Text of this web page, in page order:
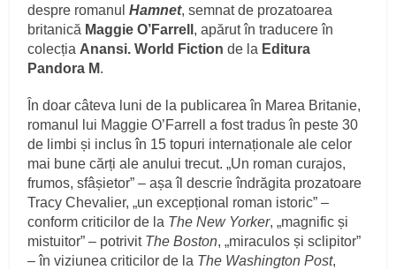
despre romanulHamnet, semnat de prozatoarea
britanică Maggie O’Farrell , apărut în traducere în
colecția Anansi. World Fiction de la Editura
Pandora M.
În doar câteva luni de la publicarea în Marea Britanie,
romanul lui Maggie O’Farrell a fost tradus în peste 30
de limbi și inclus în 15 topuri internaționale ale celor
mai bune cărți ale anului trecut. „Un roman curajos,
frumos, sfâșietor” – așa îl descrie îndrăgita prozatoare
Tracy Chevalier, „un excepțional roman istoric” –
conform criticilor de la The New Yorker, „magnific și
mistuitor” – potrivit The Boston, „miraculos și sclipitor”
– în viziunea criticilor de la The Washington Post,